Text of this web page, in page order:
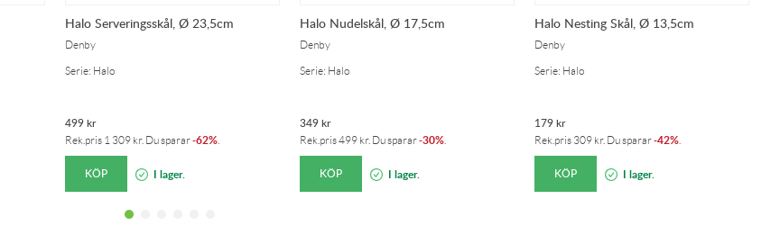
Halo Serveringsskål, Ø 23,5cm
Denby
Serie: Halo
499kr
Rek.pris 1 309 kr. Du sparar-62%
KÖP I lager.
Halo Nudelskål, Ø 17,5cm
Denby
Serie: Halo
349kr
Rek.pris499 kr. Du sparar-30%
KÖP I lager.
Halo Nesting Skål, Ø 13,5cm
Denby
Serie: Halo
179kr
Rek.pris 309 kr. Du sparar-42%
KÖP I lager.